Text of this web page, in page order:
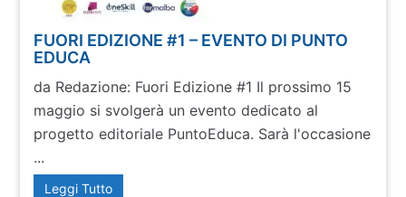
FUORI EDIZIONE #1 – EVENTO DI PUNTO
EDUCA
da Redazione: Fuori Edizione #1 Il prossimo 15
maggio si svolgerà un evento dedicato al
progetto editoriale PuntoEduca. Sarà ​l'occasione
...
Leggi Tutto